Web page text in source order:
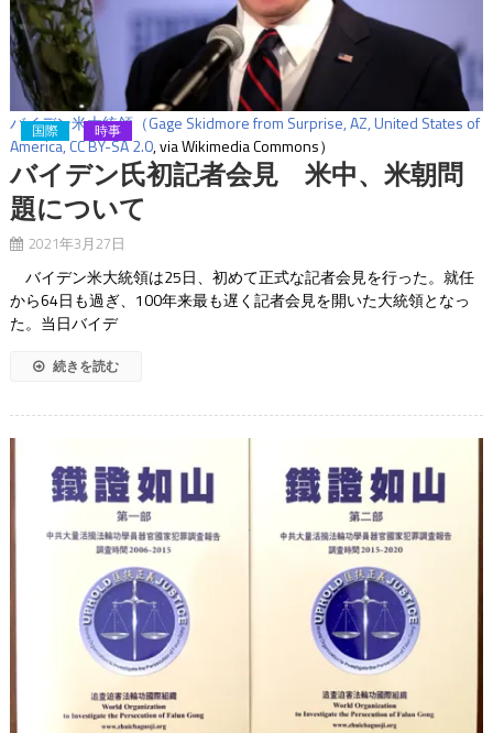
バイデン米大統領（Gage Skidmore from Surprise, AZ, United States of
America,CC BY-SA 2.0, via Wikimedia Commons）
国際 時事
バイデン氏初記者会見 米中、米朝問
題について
2021年3月27日
バイデン米大統領は25日、初めて正式な記者会見を行った。就任
から64日も過ぎ、100年来最も遅く記者会見を開いた大統領となっ
た。当日バイデ
続きを読む